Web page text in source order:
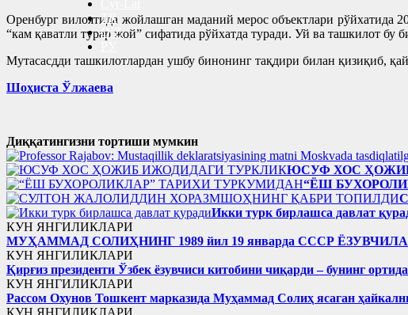
TR
O’Z
Оренбург вилоятида жойлашган маданий мерос объектлари рўйхатида
“кам қаватли турар жой” сифатида рўйхатда туради. Уй ва ташкилот бу
Мутасасдди ташкилотлардан ушбу бинонинг тақдири билан қизиқиб,
Шоҳиста Ўлжаева
Диққатингизни тортиши мумкин
ЮСУФ ХОС
“ЁШ
Икки турк бирлашса давлат
КУН ЯНГИЛИКЛАРИ
МУҲАММАД СОЛИҲНИНГ 1989 йил 19 январда СССР
КУН ЯНГИЛИКЛАРИ
Қирғиз президенти Ўзбек ёзувчиси китобини чиқарди – бунинг
КУН ЯНГИЛИКЛАРИ
Рассом Охунов Тошкент марказида Муҳаммад Солиҳ яcаган
КУН ЯНГИЛИКЛАРИ